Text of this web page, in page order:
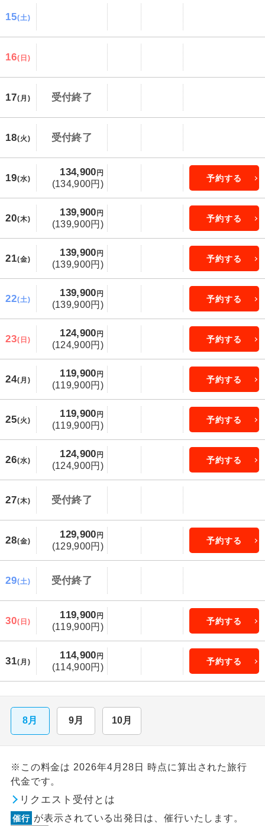
15(土)
16(日)
17(月) 受付終了
18(火) 受付終了
19(水)
134,900 円
(134,900円)
予約する
20(木)
139,900 円
(139,900円)
予約する
21(金)
139,900 円
(139,900円)
予約する
22(土)
139,900 円
(139,900円)
予約する
23(日)
124,900 円
(124,900円)
予約する
24(月)
119,900 円
(119,900円)
予約する
25(火)
119,900 円
(119,900円)
予約する
26(水)
124,900 円
(124,900円)
予約する
27(木) 受付終了
28(金)
129,900 円
(129,900円)
予約する
29(土) 受付終了
30(日)
119,900 円
(119,900円)
予約する
31(月)
114,900 円
(114,900円)
予約する
8月 9月 10月
※この料金は 2026年4月28日 時点に算出された旅行
代金です。
リクエスト受付とは
催行 が表示されている出発日は、催行いたします。